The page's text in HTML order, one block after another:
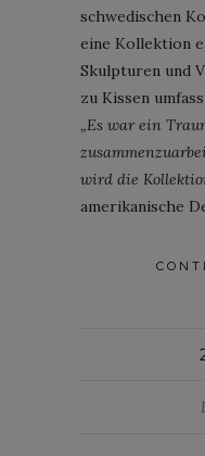
schwedischen
eine Kollektion
Skulpturen und
zu Kissen
„Es war ein
wird die
amerikanische